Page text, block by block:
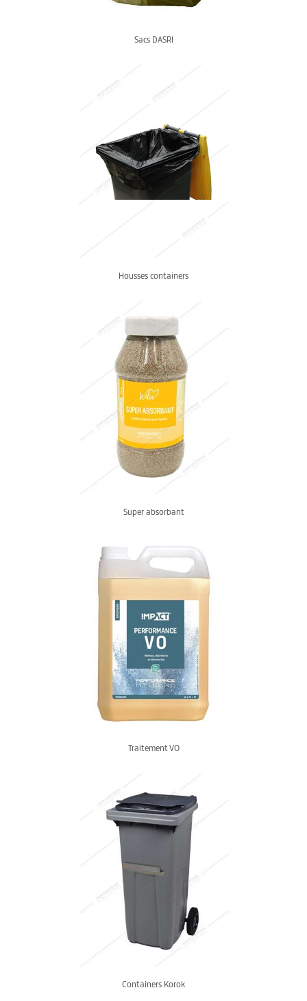
Sacs DASRI
Housses containers
Super absorbant
Traitement VO
Containers Korok